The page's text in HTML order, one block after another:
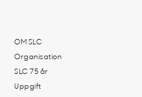
OM SLC
Organisation
SLC 75 år
Uppgift